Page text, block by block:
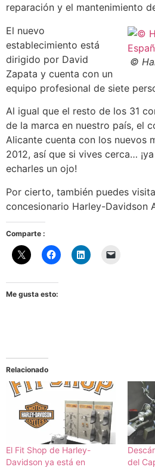
reparación y el mantenimiento
©
El nuevo
establecimiento está
dirigido por David
Zapata y cuenta con un
equipo profesional de siete
Al igual que el resto de los 31
de la marca en nuestro país, el
Alicante cuenta con los nuevos
2012, así que si vives cerca…
echarles un ojo!
Por cierto, también puedes
concesionario Harley-Davidson
Comparte :
Me gusta esto:
Relacionado
El Fit Shop de Harley-
Davidson ya está en
del